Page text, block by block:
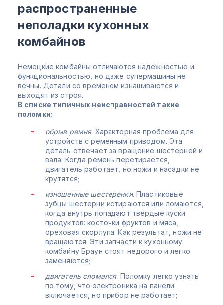
распространенные
неполадки кухонных
комбайнов
Немецкие комбайны отличаются надежностью и
функциональностью, но даже супермашины не
вечны. Детали со временем изнашиваются и
выходят из строя.
В списке типичных неисправностей такие
поломки:
обрыв ремня. Характерная проблема для
устройств с ременным приводом. Эта
деталь отвечает за вращение шестерней и
вала. Когда ремень перетирается,
двигатель работает, но ножи и насадки не
крутятся;
изношенные шестеренки. Пластиковые
зубцы шестерни истираются или ломаются,
когда внутрь попадают твердые куски
продуктов: косточки фруктов и мяса,
ореховая скорлупа. Как результат, ножи не
вращаются. Эти запчасти к кухонному
комбайну Браун стоят недорого и легко
заменяются;
двигатель сломался. Поломку легко узнать
по тому, что электроника на панели
включается, но прибор не работает;